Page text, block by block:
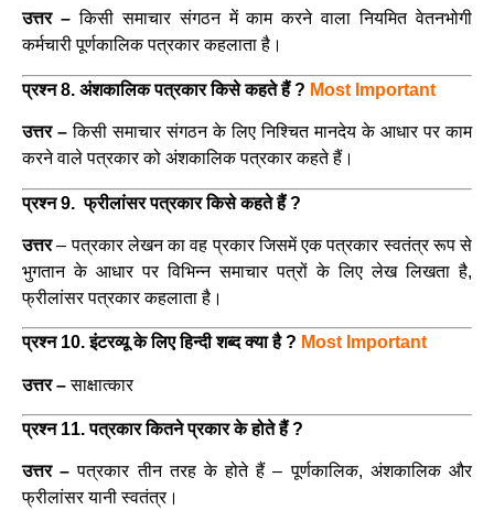
उत्तर –किसी समाचार संगठन में काम करने वाला नियमित वेतनभोगी
कर्मचारी पूर्णकालिक पत्रकार कहलाता है।
प्रश्न 8. अंशकालिक पत्रकार किसे कहते हैं ? Most Important
उत्तर –किसी समाचार संगठन के लिए निश्चित मानदेय के आधार पर काम
करने वाले पत्रकार को अंशकालिक पत्रकार कहते हैं ।
प्रश्न 9. फ्रीलांसर पत्रकार किसे कहते हैं ?
उत्तर– पत्रकार लेखन का वह प्रकार जिसमें एक पत्रकार स्वतंत्र रूप से
भुगतान के आधार पर विभिन्न समाचार पत्रों के लिए लेख लिखता है,
फ्रीलांसर पत्रकार कहलाता है।
प्रश्न 10. इंटरव्यू के लिए हिन्दी शब्द क्या है ? Most Important
उत्तर –साक्षात्कार
प्रश्न 11. पत्रकार कितने प्रकार के होते हैं ?
उत्तर –पत्रकार तीन तरह के होते हैं – पूर्णकालिक, अंशकालिक और
फ्रीलांसर यानी स्वतंत्र।